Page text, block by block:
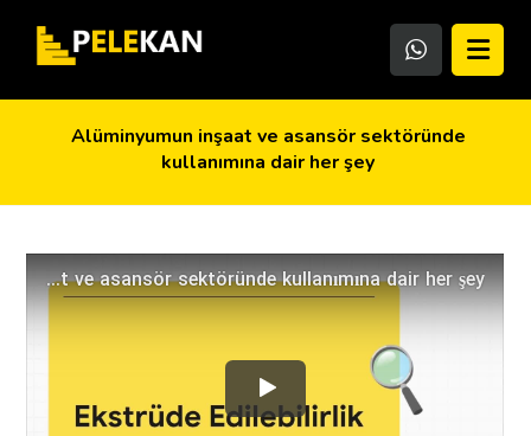
Alüminyumun inşaat ve asansör sektöründe
kullanımına dair her şey